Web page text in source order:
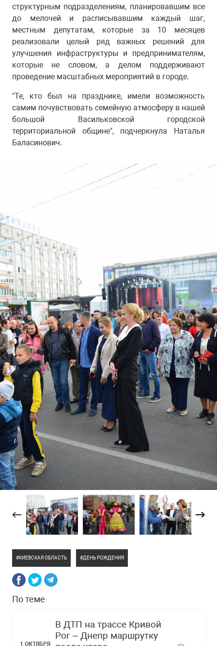
структурным подразделениям, планировавшим все
до мелочей и расписывавшим каждый шаг,
местным депутатам, которые за 10 месяцев
реализовали целый ряд важных решений для
улучшения инфраструктуры и предпринимателям,
которые не словом, а делом поддерживают
проведение масштабных мероприятий в городе.
"Те, кто был на празднике, имели возможность
самим почувствовать семейную атмосферу в нашей
большой Васильковской городской
территориальной общине", подчеркнула Наталья
Баласинович.
КИЕВСКАЯ ОБЛАСТЬ ДЕНЬ РОЖДЕНИЯ
По теме
1 ОКТЯБРЯ
В ДТП на трассе Кривой
Рог – Днепр маршрутку